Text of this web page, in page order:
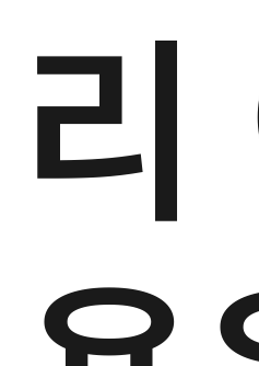
리